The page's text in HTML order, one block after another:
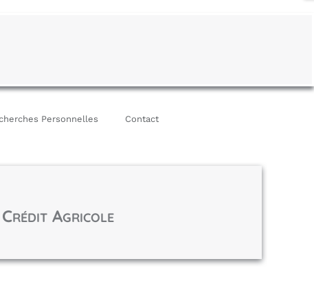
Personnelles Contact
CRÉDIT AGRICOLE